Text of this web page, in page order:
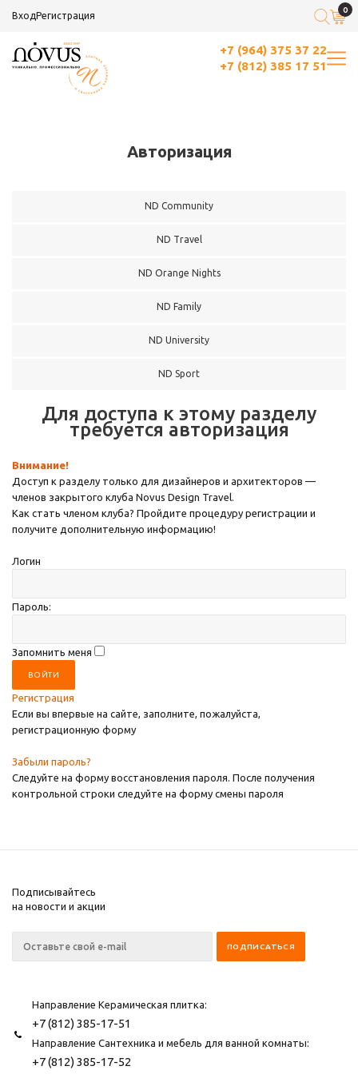
ВходРегистрация
0
+7 (964) 375 37 22
+7 (812) 385 17 51
Авторизация
ND Community
ND Travel
ND Orange Nights
ND Family
ND University
ND Sport
Для доступа к этому разделу
требуется авторизация
Внимание!
Доступ к разделу только для дизайнеров и архитекторов —
членов закрытого клуба Novus Design Travel.
Как стать членом клуба? Пройдите процедуру регистрации и
получите дополнительную информацию!
Логин
Пароль:
Запомнить меня
ВОЙТИ
Регистрация
Если вы впервые на сайте, заполните, пожалуйста,
регистрационную форму
Забыли пароль?
Следуйте на форму восстановления пароля. После получения
контрольной строки следуйте на форму смены пароля
Подписывайтесь
на новости и акции
Направление Керамическая плитка:
+7 (812) 385-17-51
Направление Сантехника и мебель для ванной комнаты:
+7 (812) 385-17-52